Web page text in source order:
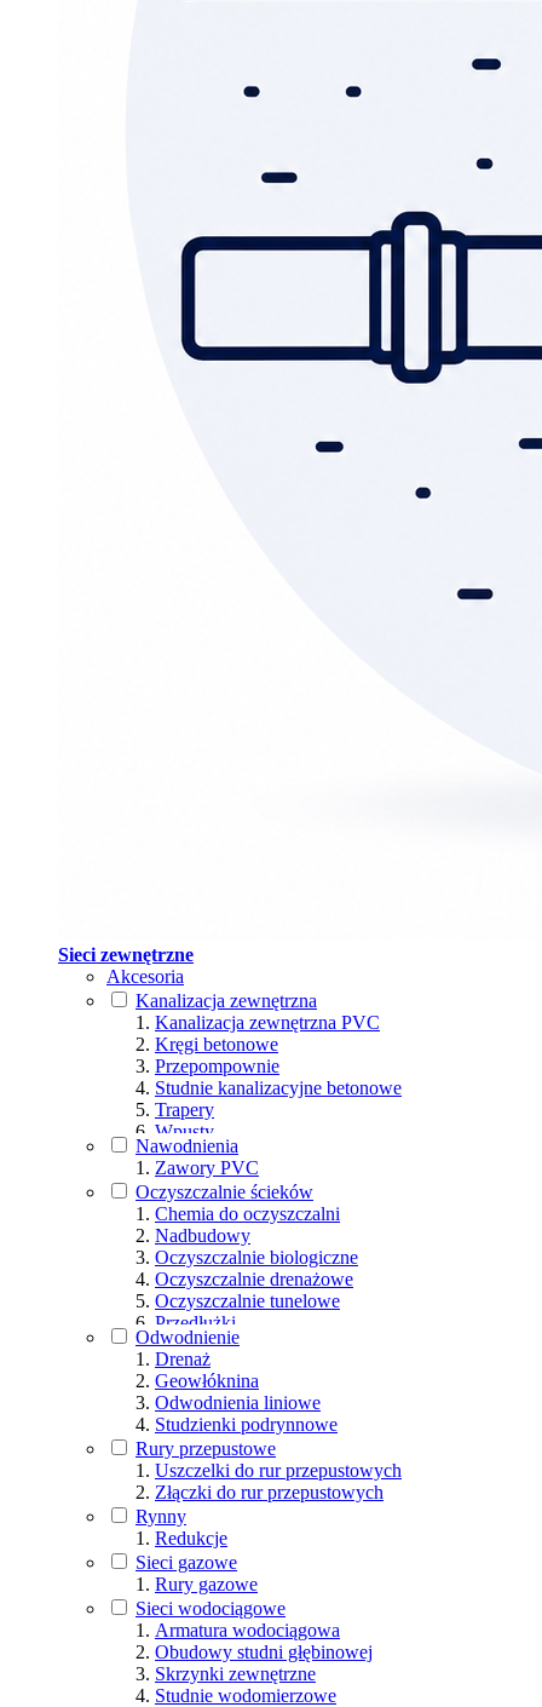
Sieci zewnętrzne
Akcesoria
Kanalizacja zewnętrzna
Kanalizacja zewnętrzna PVC
Kręgi betonowe
Przepompownie
Studnie kanalizacyjne betonowe
Trapery
Wpusty
Wpusty ściekowe
Włazy
Nawodnienia
Zawory PVC
Oczyszczalnie ścieków
Chemia do oczyszczalni
Nadbudowy
Oczyszczalnie biologiczne
Oczyszczalnie drenażowe
Oczyszczalnie tunelowe
Przedłużki
Studzienki rozdzielcze
Tunele rozsączające
Odwodnienie
Drenaż
Geowłóknina
Odwodnienia liniowe
Studzienki podrynnowe
Rury przepustowe
Uszczelki do rur przepustowych
Złączki do rur przepustowych
Rynny
Redukcje
Sieci gazowe
Rury gazowe
Sieci wodociągowe
Armatura wodociągowa
Obudowy studni głębinowej
Skrzynki zewnętrzne
Studnie wodomierzowe